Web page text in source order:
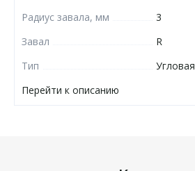
Радиус завала, мм
3
Завал
R
Тип
Угловая
Перейти к описанию